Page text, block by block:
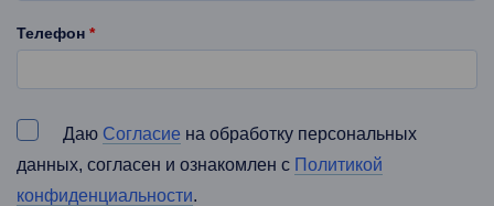
Телефон *
Даю Cогласие на обработку персональных
данных, согласен и ознакомлен с Политикой
конфиденциальности.